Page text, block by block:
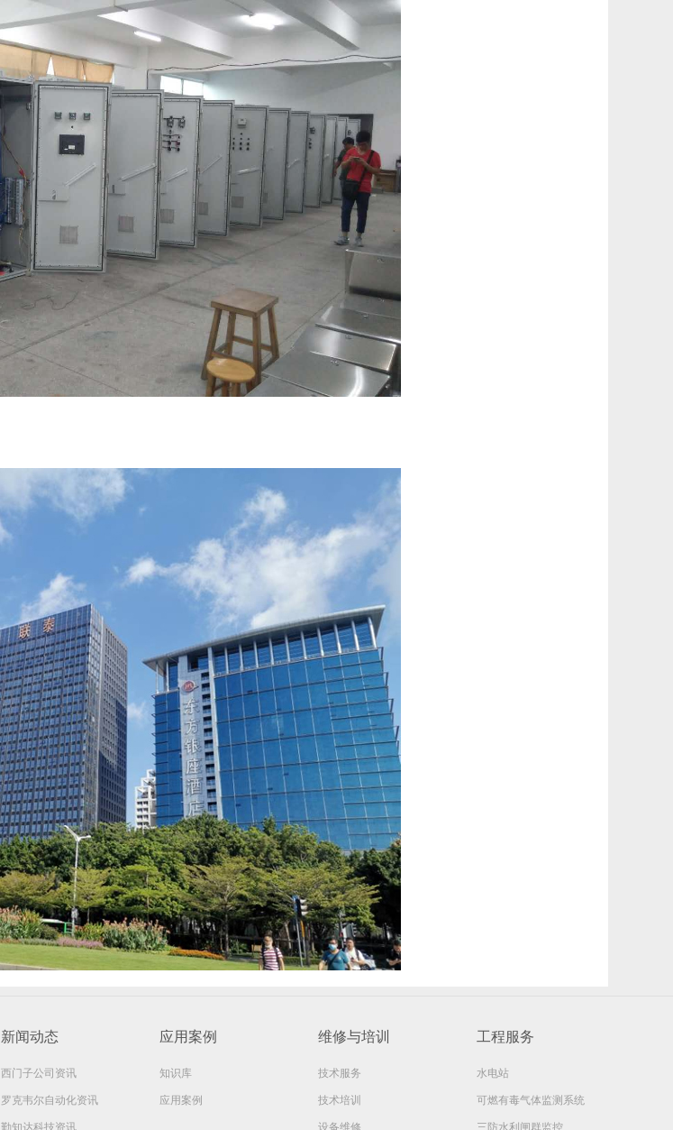
新闻动态
西门子公司资讯
罗克韦尔自动化资讯
勤知达科技资讯
应用案例
知识库
应用案例
维修与培训
技术服务
技术培训
设备维修
工程服务
水电站
可燃有毒气体监测系统
三防水利闸群监控